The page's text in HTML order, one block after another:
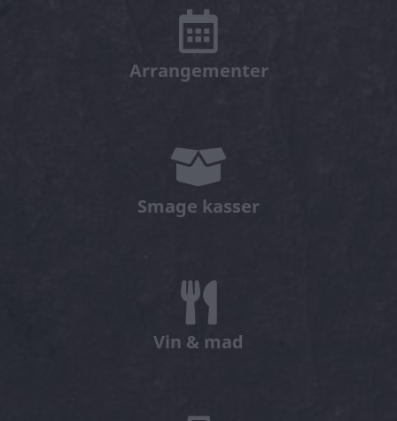
Arrangementer
Smage kasser
Vin & mad